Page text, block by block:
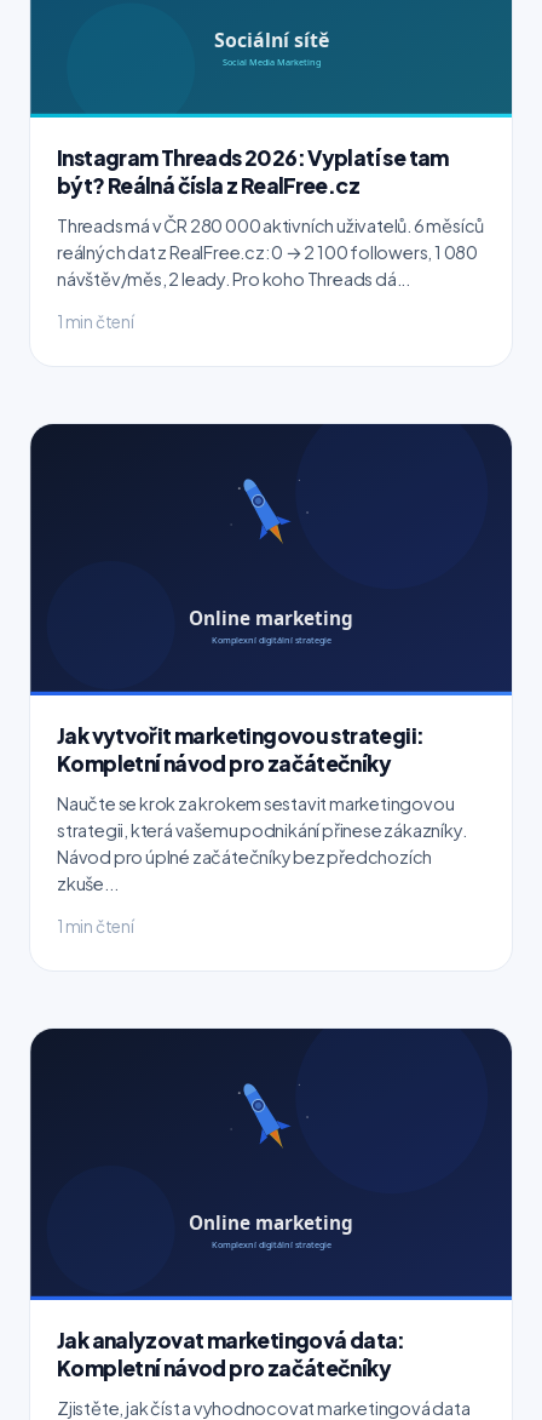
Instagram Threads 2026: Vyplatí se tam
být? Reálná čísla z RealFree.cz
Threads má v ČR 280 000 aktivních uživatelů. 6 měsíců
reálných dat z RealFree.cz: 0 → 2 100 followers, 1 080
návštěv/měs, 2 leady. Pro koho Threads dá...
1 min čtení
Jak vytvořit marketingovou strategii:
Kompletní návod pro začátečníky
Naučte se krok za krokem sestavit marketingovou
strategii, která vašemu podnikání přinese zákazníky.
Návod pro úplné začátečníky bez předchozích
zkuše...
1 min čtení
Jak analyzovat marketingová data:
Kompletní návod pro začátečníky
Zjistěte, jak číst a vyhodnocovat marketingová data